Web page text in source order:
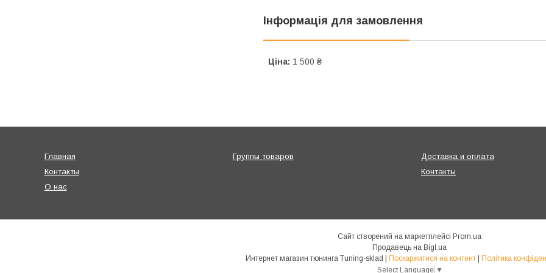
Інформація для замовлення
Ціна: 1 500 ₴
Главная
Контакты
О нас
Группы товаров
Доставка и оплата
Контакты
Сайт створений на маркетплейсі Prom.ua
Продавець на Bigl.ua
Интернет магазин тюнинга Tuning-sklad | Поскаржитися на контент | Політика
Select Language ▼